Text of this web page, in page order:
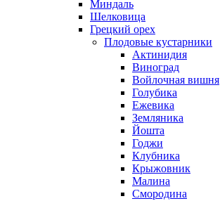
Миндаль
Шелковица
Грецкий орех
Плодовые кустарники
Актинидия
Виноград
Войлочная вишня
Голубика
Ежевика
Земляника
Йошта
Годжи
Клубника
Крыжовник
Малина
Смородина